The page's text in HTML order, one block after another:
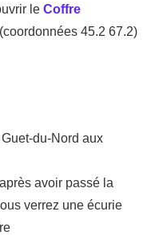
le Coffre
45.2 67.2)
du-Nord aux
avoir passé la
verrez une écurie